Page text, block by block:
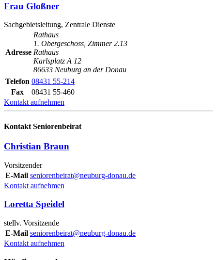
Frau Gloßner
Sachgebietsleitung, Zentrale Dienste
Adresse
Rathaus
1. Obergeschoss, Zimmer 2.13
Rathaus
Karlsplatz A 12
86633 Neuburg an der Donau
Telefon 08431 55-214
Fax
08431 55-460
Kontakt aufnehmen
Kontakt Seniorenbeirat
Christian Braun
Vorsitzender
E-Mail seniorenbeirat@neuburg-donau.de
Kontakt aufnehmen
Loretta Speidel
stellv. Vorsitzende
E-Mail seniorenbeirat@neuburg-donau.de
Kontakt aufnehmen